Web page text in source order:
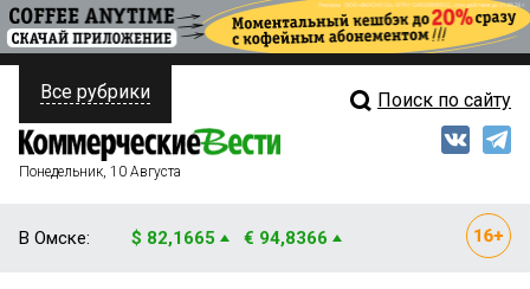
ПОЛИТИКА
ФИНАНСЫ
Свежий выпуск
Все рубрики Поиск по сайту
Понедельник, 10 Августа
В Омске: $ 82,1665 € 94,8366